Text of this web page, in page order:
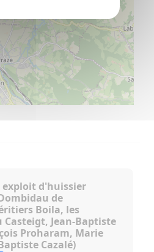
d'huissier
de
Boila, les
Jean-Baptiste
Proharam, Marie
Cazalé)